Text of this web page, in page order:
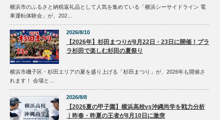
横浜市のふるさと納税返礼品として人気を集めている「横浜シーサイドライン 電
車運転体験会」が、202…
2026/8/10
【2026年】杉田まつりが8月22日・23日に開催！プラ
ラ杉田で楽しむ杉田の夏祭り
横浜市磯子区・杉田エリアの夏を盛り上げる「杉田まつり」が、2026年も開催さ
れます！ 会場と…
2026/8/8
【2026夏の甲子園】横浜高校vs沖縄尚学を戦力分析
｜昨春・昨夏の王者が8月10日に激突